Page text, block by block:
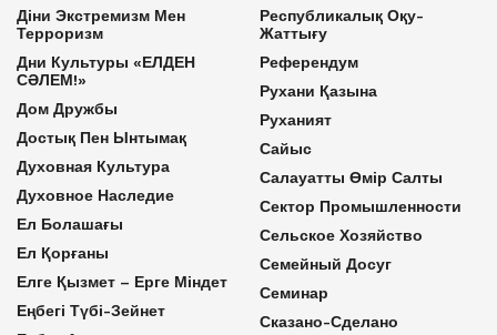
Діни Экстремизм Мен
Терроризм
Дни Культуры «ЕЛДЕН
СӘЛЕМ!»
Дом Дружбы
Достық Пен Ынтымақ
Духовная Культура
Духовное Наследие
Ел Болашағы
Ел Қорғаны
Елге Қызмет – Ерге Міндет
Еңбегі Түбі-Зейнет
Республикалық Оқу-
Жаттығу
Референдум
Рухани Қазына
Руханият
Сайыс
Салауатты Өмір Салты
Сектор Промышленности
Сельское Хозяйство
Семейный Досуг
Семинар
Сказано-Сделано